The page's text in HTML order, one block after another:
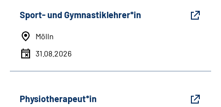
Sport- und Gymnastiklehrer*in
Mölln
31.08.2026
Physiotherapeut*in